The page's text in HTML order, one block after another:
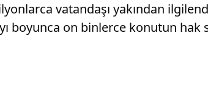
vatandaşı yakından
boyunca on binlerce konutun